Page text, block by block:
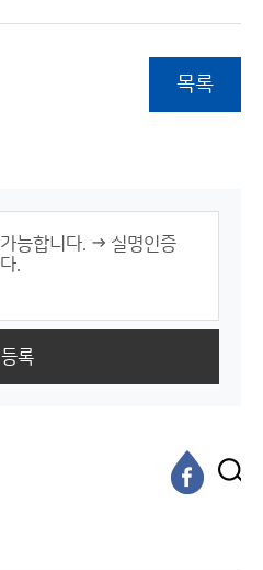
목록
등록